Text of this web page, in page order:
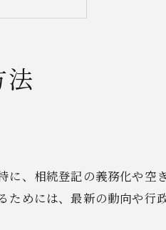
方
順
、相続登記の義務化や空
めには、最新の動向や行